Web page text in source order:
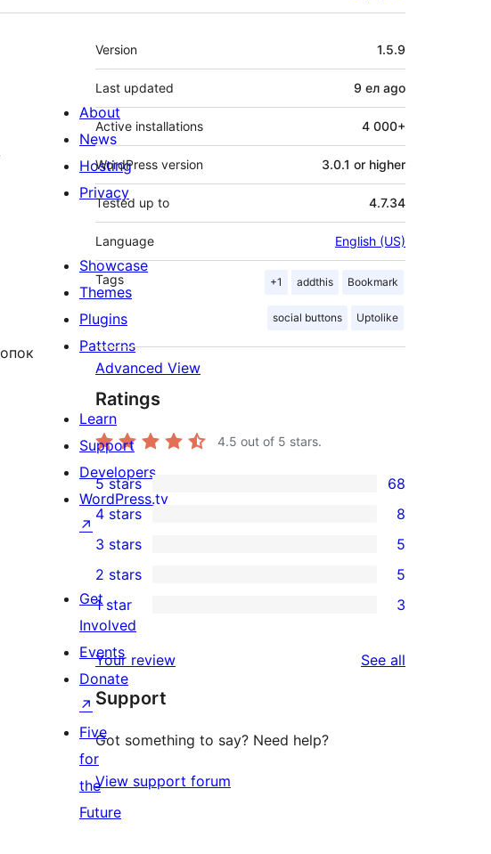
Meta
Version 1.5.9
Last updated 9 ел ago
Active installations 4 000+
WordPress version 3.0.1 or higher
Tested up to 4.7.34
Language English (US)
Tags +1 addthis Bookmark
social buttons Uptolike
Advanced View
Ratings
4.5 out of 5 stars.
68
5-
star
reviews
5 stars 68
4-
star
reviews
4 stars 8
5
3-
star
reviews
3 stars 5
2-
reviews
2 stars 5
star
reviews
1 star 3
Your review See all
Support
Got something to say? Need help?
View support forum
About
News
Hosting
Privacy
Showcase
Themes
Plugins
Patterns
Learn
Support
Developers
WordPress.tv
↗
Get
Involved
Events
Donate
↗
Five
for
the
Future